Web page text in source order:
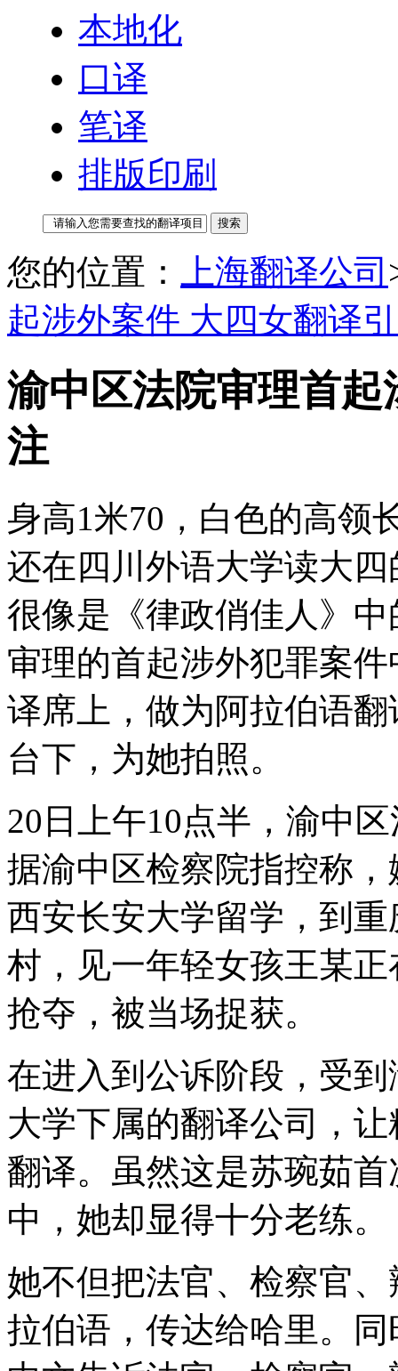
本地化
口译
笔译
排版印刷
您的位置： 上海翻译公司
起涉外案件 大四女翻译
渝中区法院审理首
注
身高1米70，白色的高领
还在四川外语大学读大
很像是《律政俏佳人》
审理的首起涉外犯罪案
译席上，做为阿拉伯语
台下，为她拍照。
20日上午10点半，渝中
据渝中区检察院指控称
西安长安大学留学，到
村，见一年轻女孩王某
抢夺，被当场捉获。
在进入到公诉阶段，受
大学下属的翻译公司，
翻译。虽然这是苏琬茹
中，她却显得十分老练。
她不但把法官、检察官
拉伯语，传达给哈里。